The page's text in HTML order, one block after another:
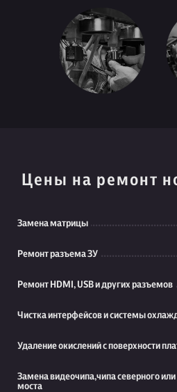
Цены на ремонт
Замена матрицы
Ремонт разъема ЗУ
Ремонт HDMI, USB и других разъемов
Чистка интерфейсов и системы
Удаление окислений с поверхности
Замена видеочипа,чипа северного
моста